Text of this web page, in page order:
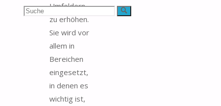
Suchen Suche
Umfeldern
zu erhöhen.
Sie wird vor
allem in
Bereichen
eingesetzt,
in denen es
wichtig ist,